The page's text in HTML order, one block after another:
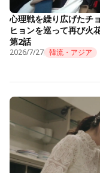
心理戦を繰り広げたチ
ヒョンを巡って再び火
第2話
2026/7/27 韓流・アジア